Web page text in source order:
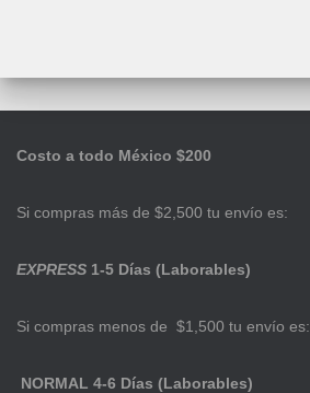
Costo a todo México $200
Si compras más de $2,500 tu envío es:
EXPRESS 1-5 Días (Laborables)
Si compras menos de $1,500 tu envío es:
NORMAL 4-6 Días (Laborables)